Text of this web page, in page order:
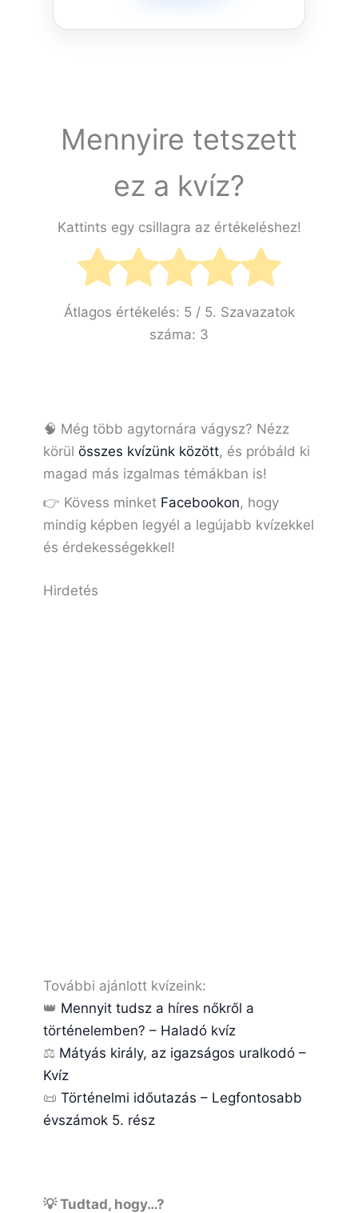
Mennyire tetszett
ez a kvíz?
Kattints egy csillagra az értékeléshez!
Átlagos értékelés: 5 / 5. Szavazatok
száma: 3
🧠 Még több agytornára vágysz? Nézz
körül összes kvízünk között, és próbáld ki
magad más izgalmas témákban is!
👉 Kövess minket Facebookon, hogy
mindig képben legyél a legújabb kvízekkel
és érdekességekkel!
Hirdetés
További ajánlott kvízeink:
👑 Mennyit tudsz a híres nőkről a
történelemben? – Haladó kvíz
⚖️ Mátyás király, az igazságos uralkodó –
Kvíz
📜 Történelmi időutazás – Legfontosabb
évszámok 5. rész
💡 Tudtad, hogy…?